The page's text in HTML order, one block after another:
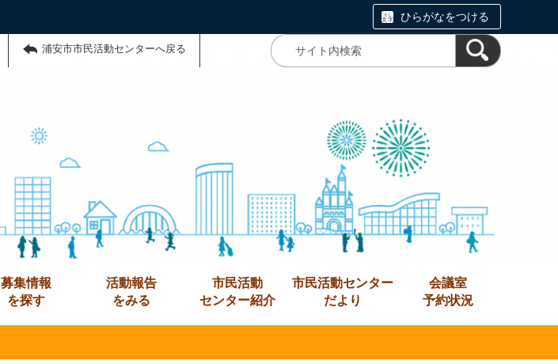
ひらがなをつける
浦安市市民活動センターへ戻る
募集情報
を探す
活動報告
をみる
市民活動
センター紹介
市民活動センター
だより
会議室
予約状況